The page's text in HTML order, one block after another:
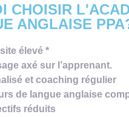
CHOISIR
ANGLAISE
élevé *
axé sur l’apprenant.
et coaching régulier
de langue anglaise
réduits